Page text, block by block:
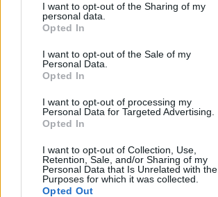
I want to opt-out of the Sharing of my
personal data.
Opted In
I want to opt-out of the Sale of my
Personal Data.
Opted In
I want to opt-out of processing my
Personal Data for Targeted Advertising.
Opted In
I want to opt-out of Collection, Use,
Retention, Sale, and/or Sharing of my
Personal Data that Is Unrelated with the
Purposes for which it was collected.
Opted Out